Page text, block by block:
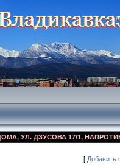
ДЗУСОВА 17/1,
[ Добавить